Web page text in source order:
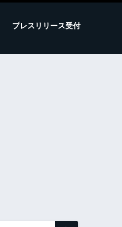
プレスリリース受付